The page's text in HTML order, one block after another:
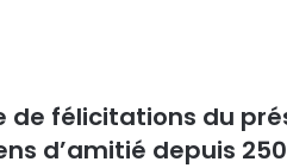
de félicitations du
d’amitié depuis